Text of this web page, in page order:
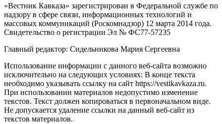
«Вестник Кавказа» зарегистрирован в Федеральной службе по
надзору в сфере связи, информационных технологий и
массовых коммуникаций (Роскомнадзор) 12 марта 2014 года.
Свидетельство о регистрации Эл № ФС77-57235
Главный редактор: Сидельникова Мария Сергеевна
Использование информации с данного веб-сайта возможно
исключительно на следующих условиях: В конце текста
необходимо указывать ссылку на сайт https://vestikavkaza.ru.
При использовании материалов недопустимо изменение
текстов. Текст должен копироваться в первоначальном виде.
Не допускается удаление ссылки на данный веб-сайт из
текстов материалов.